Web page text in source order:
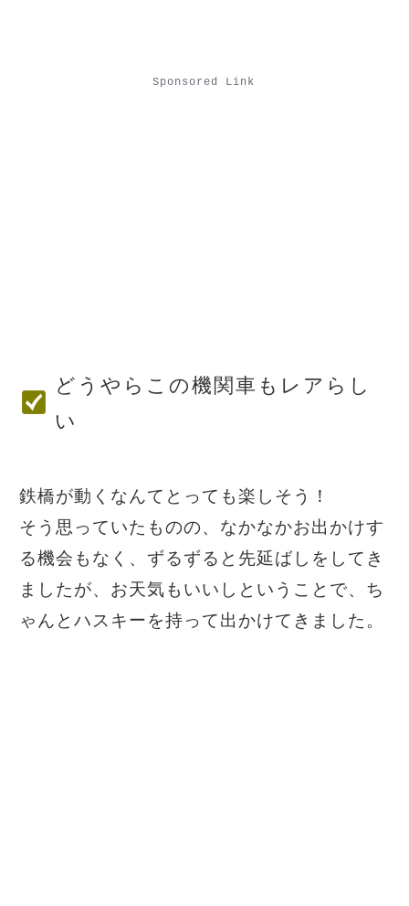
Sponsored Link
どうやらこの機関車もレアらし
い
鉄橋が動くなんてとっても楽しそう！
そう思っていたものの、なかなかお出かけす
る機会もなく、ずるずると先延ばしをしてき
ましたが、お天気もいいしということで、ち
ゃんとハスキーを持って出かけてきました。